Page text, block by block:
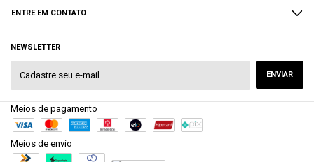
ENTRE EM CONTATO
NEWSLETTER
Meios de pagamento
Meios de envio